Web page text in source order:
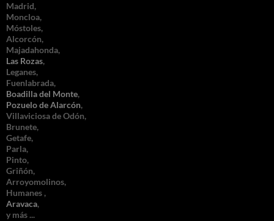
Madrid,
Moncloa,
Móstoles,
Alcorcón,
Majadahonda,
Las Rozas,
Leganes,
Fuenlabrada,
Boadilla del Monte,
Pozuelo de Alarcón,
Villaviciosa de Odón,
Brunete,
Getafe,
Parla,
Pinto,
Griñón,
Arroyomolinos,
Humanes ,
Aravaca,
y más ...